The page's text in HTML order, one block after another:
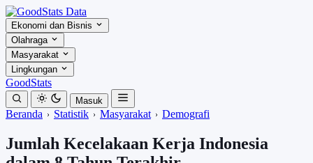
Ekonomi dan Bisnis
Olahraga
Masyarakat
Lingkungan
GoodStats
Masuk
Beranda Statistik Masyarakat Demografi
Jumlah Kecelakaan Kerja Indonesia